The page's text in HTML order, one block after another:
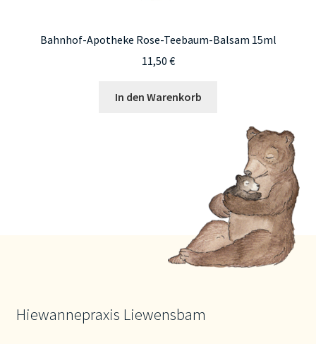
Bahnhof-Apotheke Rose-Teebaum-Balsam 15ml
11,50 €
In den Warenkorb
Hiewannepraxis Liewensbam